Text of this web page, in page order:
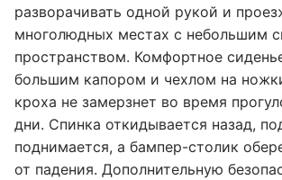
разворачивать одной рукой и
многолюдных местах с небольшим
пространством. Комфортное
большим капором и чехлом на
кроха не замерзнет во время
дни. Спинка откидывается назад,
поднимается, а бампер-столик
от падения. Дополнительную